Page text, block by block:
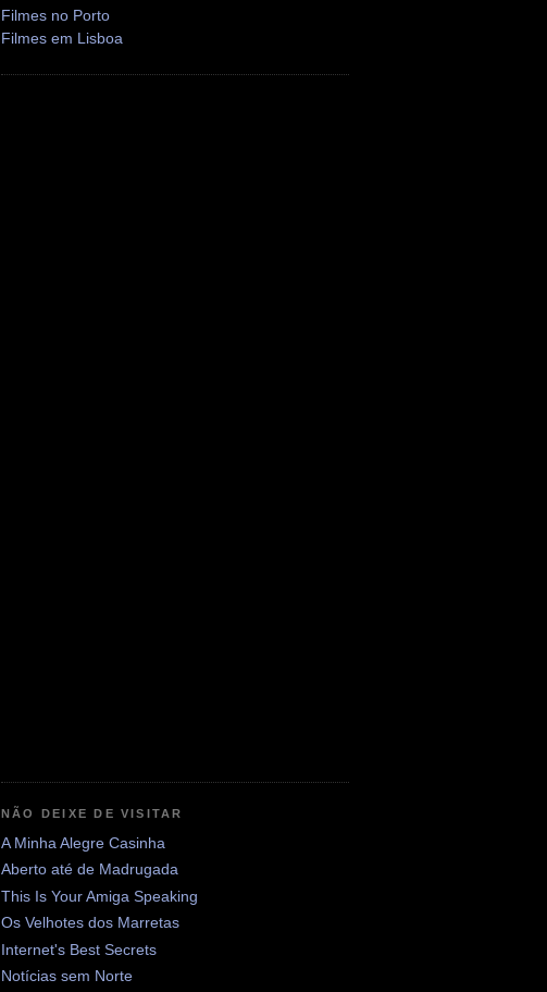
Filmes no Porto
Filmes em Lisboa
NÃO DEIXE DE VISITAR
A Minha Alegre Casinha
Aberto até de Madrugada
This Is Your Amiga Speaking
Os Velhotes dos Marretas
Internet's Best Secrets
Notícias sem Norte